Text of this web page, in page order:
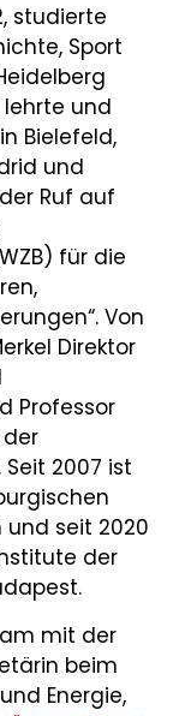
studierte
Sport
lehrte und
Bielefeld,
und
Ruf auf
für die
Von
Direktor
Professor
2007 ist
seit 2020
der
mit der
beim
Energie,